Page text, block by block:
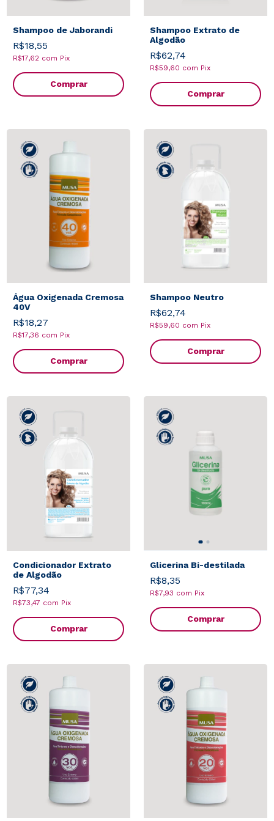
Shampoo de Jaborandi
R$18,55
R$17,62 com Pix
Comprar
Shampoo Extrato de
Algodão
R$62,74
R$59,60 com Pix
Comprar
Água Oxigenada Cremosa
40V
R$18,27
R$17,36 com Pix
Comprar
Shampoo Neutro
R$62,74
R$59,60 com Pix
Comprar
Condicionador Extrato
de Algodão
R$77,34
R$73,47 com Pix
Comprar
Glicerina Bi-destilada
R$8,35
R$7,93 com Pix
Comprar